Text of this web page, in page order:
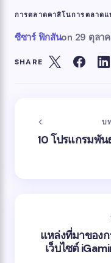
การตลาดคาสิโนการตลาด
ซีซาร์ ฟิกสันon 29 ตุลา
SHARE
บ
10 โปรแกรมพั
แหล่งที่มาของ
เว็บไซต์